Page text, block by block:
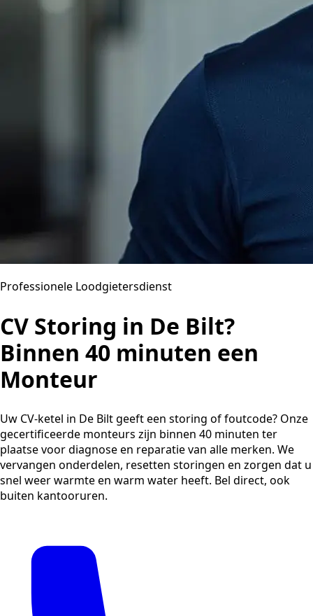
Professionele Loodgietersdienst
CV Storing in De Bilt?
Binnen 40 minuten een
Monteur
Uw CV-ketel in De Bilt geeft een storing of foutcode? Onze
gecertificeerde monteurs zijn binnen 40 minuten ter
plaatse voor diagnose en reparatie van alle merken. We
vervangen onderdelen, resetten storingen en zorgen dat u
snel weer warmte en warm water heeft. Bel direct, ook
buiten kantooruren.